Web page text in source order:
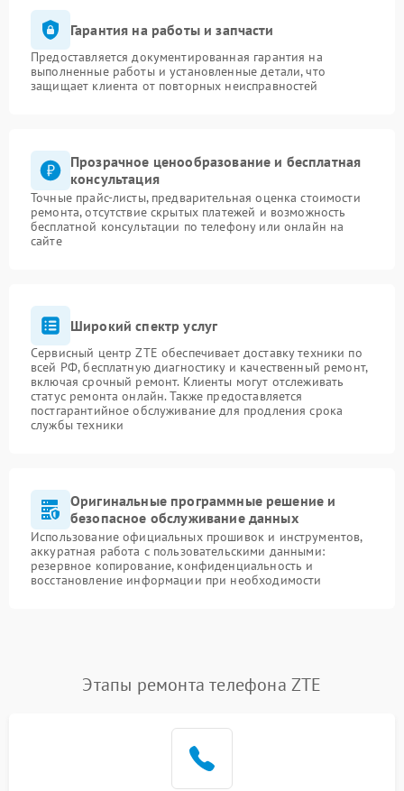
Гарантия на работы и запчасти
Предоставляется документированная гарантия на
выполненные работы и установленные детали, что
защищает клиента от повторных неисправностей
Прозрачное ценообразование и бесплатная
консультация
Точные прайс-листы, предварительная оценка стоимости
ремонта, отсутствие скрытых платежей и возможность
бесплатной консультации по телефону или онлайн на
сайте
Широкий спектр услуг
Сервисный центр ZTE обеспечивает доставку техники по
всей РФ, бесплатную диагностику и качественный ремонт,
включая срочный ремонт. Клиенты могут отслеживать
статус ремонта онлайн. Также предоставляется
постгарантийное обслуживание для продления срока
службы техники
Оригинальные программные решение и
безопасное обслуживание данных
Использование официальных прошивок и инструментов,
аккуратная работа с пользовательскими данными:
резервное копирование, конфиденциальность и
восстановление информации при необходимости
Этапы ремонта телефона ZTE